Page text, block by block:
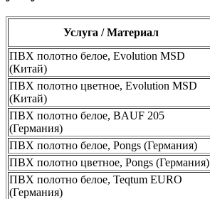
Услуга / Материал
ПВХ полотно белое, Evolution MSD
(Китай)
ПВХ полотно цветное, Evolution MSD
(Китай)
ПВХ полотно белое, BAUF 205
(Германия)
ПВХ полотно белое, Pongs (Германия)
ПВХ полотно цветное, Pongs (Германия)
ПВХ полотно белое, Teqtum EURO
(Германия)